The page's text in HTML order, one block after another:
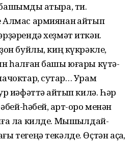
ҡатыра, ти.
армиянан ҡайтып
хеҙмәт иткән.
буйлы, киң күкрәкле,
һалған башы юғары күтә­
суҡ­тар… Урам
ҡиәфәттә ҡайтып килә. Һәр
һәбей, ҡарт-ҡоро менән
ла килде. Мыш­­ҡыл­дай-
те­геңә текәлде. Өҫтән аҫҡа,